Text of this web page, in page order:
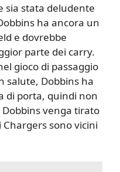
sia stata deludente
ha ancora un
e dovrebbe
parte dei carry.
gioco di passaggio
salute, Dobbins ha
di porta, quindi non
Dobbins venga tirato
sono vicini